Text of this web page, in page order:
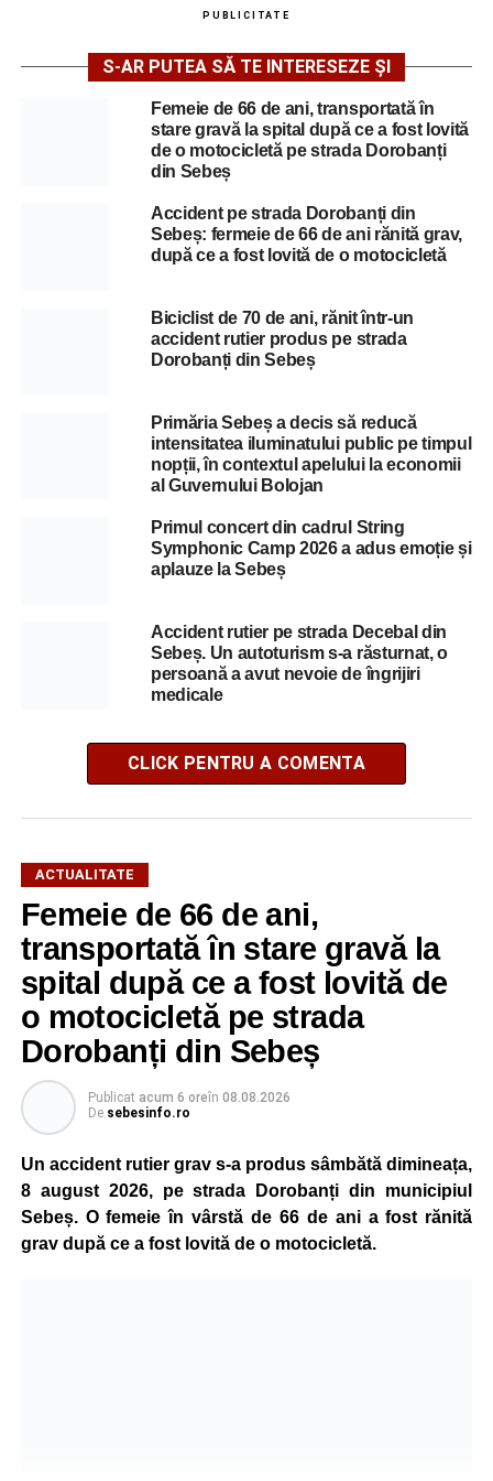
PUBLICITATE
S-AR PUTEA SĂ TE INTERESEZE ȘI
Femeie de 66 de ani, transportată în
stare gravă la spital după ce a fost lovită
de o motocicletă pe strada Dorobanți
din Sebeș
Accident pe strada Dorobanți din
Sebeș: fermeie de 66 de ani rănită grav,
după ce a fost lovită de o motocicletă
Biciclist de 70 de ani, rănit într-un
accident rutier produs pe strada
Dorobanți din Sebeș
Primăria Sebeș a decis să reducă
intensitatea iluminatului public pe timpul
nopții, în contextul apelului la economii
al Guvernului Bolojan
Primul concert din cadrul String
Symphonic Camp 2026 a adus emoție și
aplauze la Sebeș
Accident rutier pe strada Decebal din
Sebeș. Un autoturism s-a răsturnat, o
persoană a avut nevoie de îngrijiri
medicale
CLICK PENTRU A COMENTA
ACTUALITATE
Femeie de 66 de ani,
transportată în stare gravă la
spital după ce a fost lovită de
o motocicletă pe strada
Dorobanți din Sebeș
Publicat acum 6 oreîn 08.08.2026
De sebesinfo.ro
Un accident rutier grav s-a produs sâmbătă dimineața,
8 august 2026, pe strada Dorobanți din municipiul
Sebeș. O femeie în vârstă de 66 de ani a fost rănită
grav după ce a fost lovită de o motocicletă.